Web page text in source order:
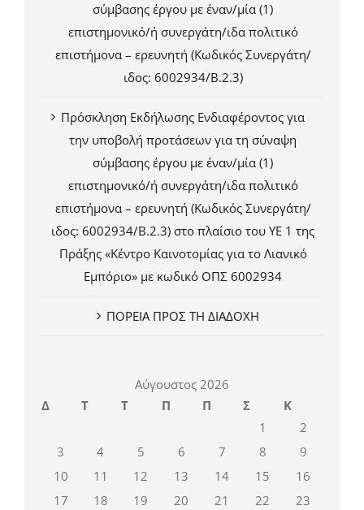
σύμβασης έργου με έναν/μία (1)
επιστημονικό/ή συνεργάτη/ιδα πολιτικό
επιστήμονα – ερευνητή (Κωδικός Συνεργάτη/
ιδος: 6002934/Β.2.3)
Πρόσκληση Εκδήλωσης Ενδιαφέροντος για
την υποβολή προτάσεων για τη σύναψη
σύμβασης έργου με έναν/μία (1)
επιστημονικό/ή συνεργάτη/ιδα πολιτικό
επιστήμονα – ερευνητή (Κωδικός Συνεργάτη/
ιδος: 6002934/Β.2.3) στο πλαίσιο του ΥΕ 1 της
Πράξης «Κέντρο Καινοτομίας για το Λιανικό
Εμπόριο» με κωδικό ΟΠΣ 6002934
ΠΟΡΕΙΑ ΠΡΟΣ ΤΗ ΔΙΑΔΟΧΗ
Αύγουστος 2026
Δ
Τ Τ Π Π Σ
Κ
1
2
3
4 5 6 7 8
9
10
11 12 13 14 15
16
17
18 19 20 21 22
23